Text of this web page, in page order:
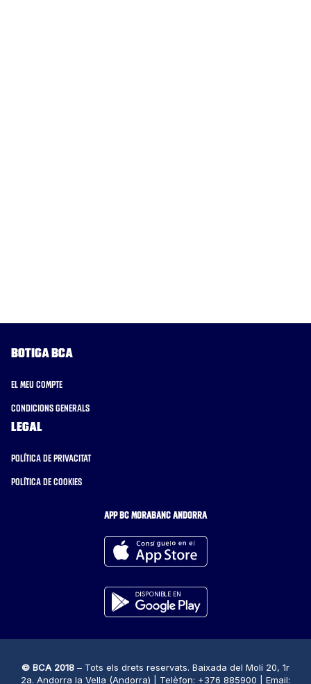
Botiga BCA
El meu compte
Condicions generals
Legal
Política de privacitat
Política de cookies
APP BC MORABANC ANDORRA
© BCA 2018 – Tots els drets reservats. Baixada del Molí 20, 1r
2a. Andorra la Vella (Andorra) | Telèfon: +376 885900 | Email: